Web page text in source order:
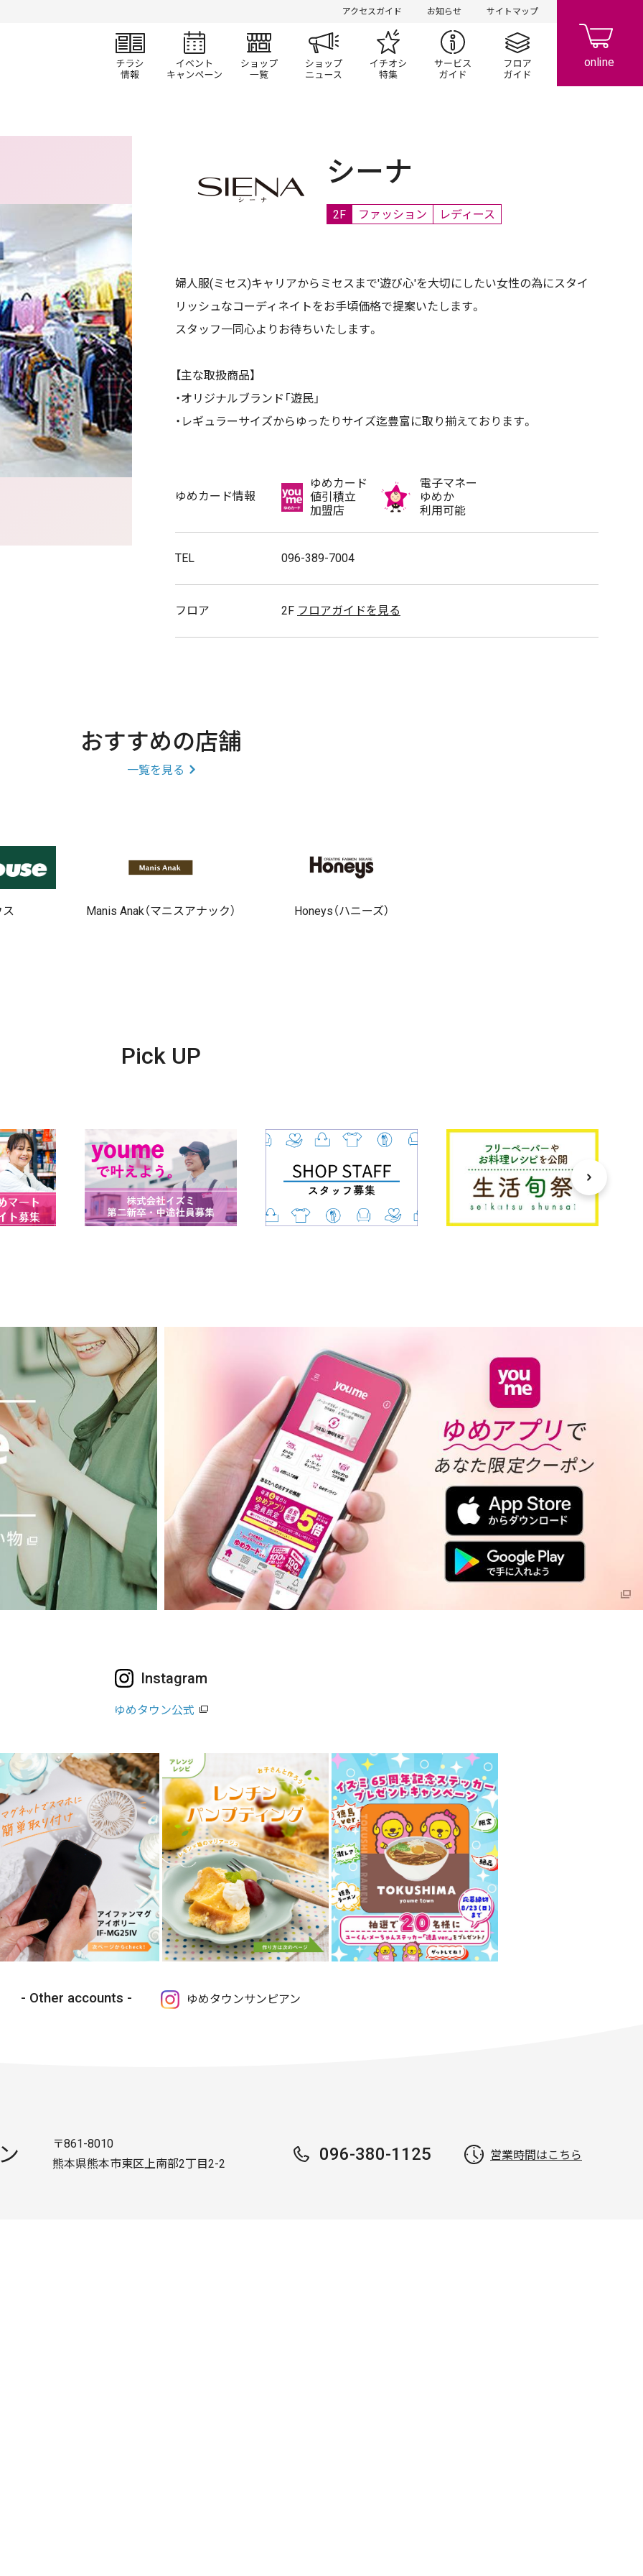
アクセスガイド お知らせ サイトマップ
チラシ情報 イベント/キャンペーン
ショップ一覧 ショップニュースイチオシ特集 サービスガイドフロアガイド
シーナ
2F ファッション レディース
婦人服(ミセス)キャリアからミセスまで'遊び心'を大切にしたい女性の為にスタイ
リッシュなコーディネイトをお手頃価格で提案いたします。
スタッフ一同心よりお待ちいたします。
【主な取扱商品】
・オリジナルブランド「遊民」
・レギュラーサイズからゆったりサイズ迄豊富に取り揃えております。
ゆめカード情報
ゆめカード
値引積立
加盟店
電子マネー
ゆめか
利用可能
TEL 096-389-7004
フロア 2F フロアガイドを見る
おすすめの店舗
一覧を見る
ス Manis Anak（マニスアナック） Honeys（ハニーズ）
Pick UP
Instagram
ゆめタウン公式
Other accounts ゆめタウンサンピアン
〒861-8010
熊本県熊本市東区上南部2丁目2-2
096-380-1125 営業時間はこちら